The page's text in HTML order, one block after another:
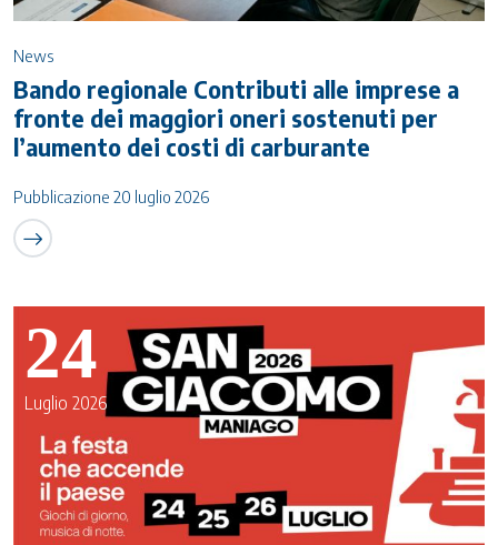
News
Bando regionale Contributi alle imprese a
fronte dei maggiori oneri sostenuti per
l’aumento dei costi di carburante
Pubblicazione 20 luglio 2026
24
Luglio 2026